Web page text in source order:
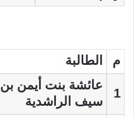
م الطالبة
1
عائشة بنت أيمن بن
سيف الراشدية